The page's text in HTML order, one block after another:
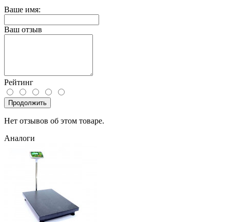
Ваше имя:
Ваш отзыв
Рейтинг
Продолжить
Нет отзывов об этом товаре.
Аналоги